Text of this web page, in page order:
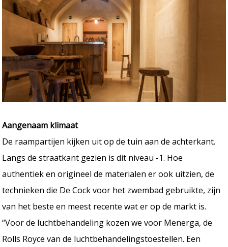
Aangenaam klimaat
De raampartijen kijken uit op de tuin aan de achterkant.
Langs de straatkant gezien is dit niveau -1. Hoe
authentiek en origineel de materialen er ook uitzien, de
technieken die De Cock voor het zwembad gebruikte, zijn
van het beste en meest recente wat er op de markt is.
“Voor de luchtbehandeling kozen we voor Menerga, de
Rolls Royce van de luchtbehandelingstoestellen. Een